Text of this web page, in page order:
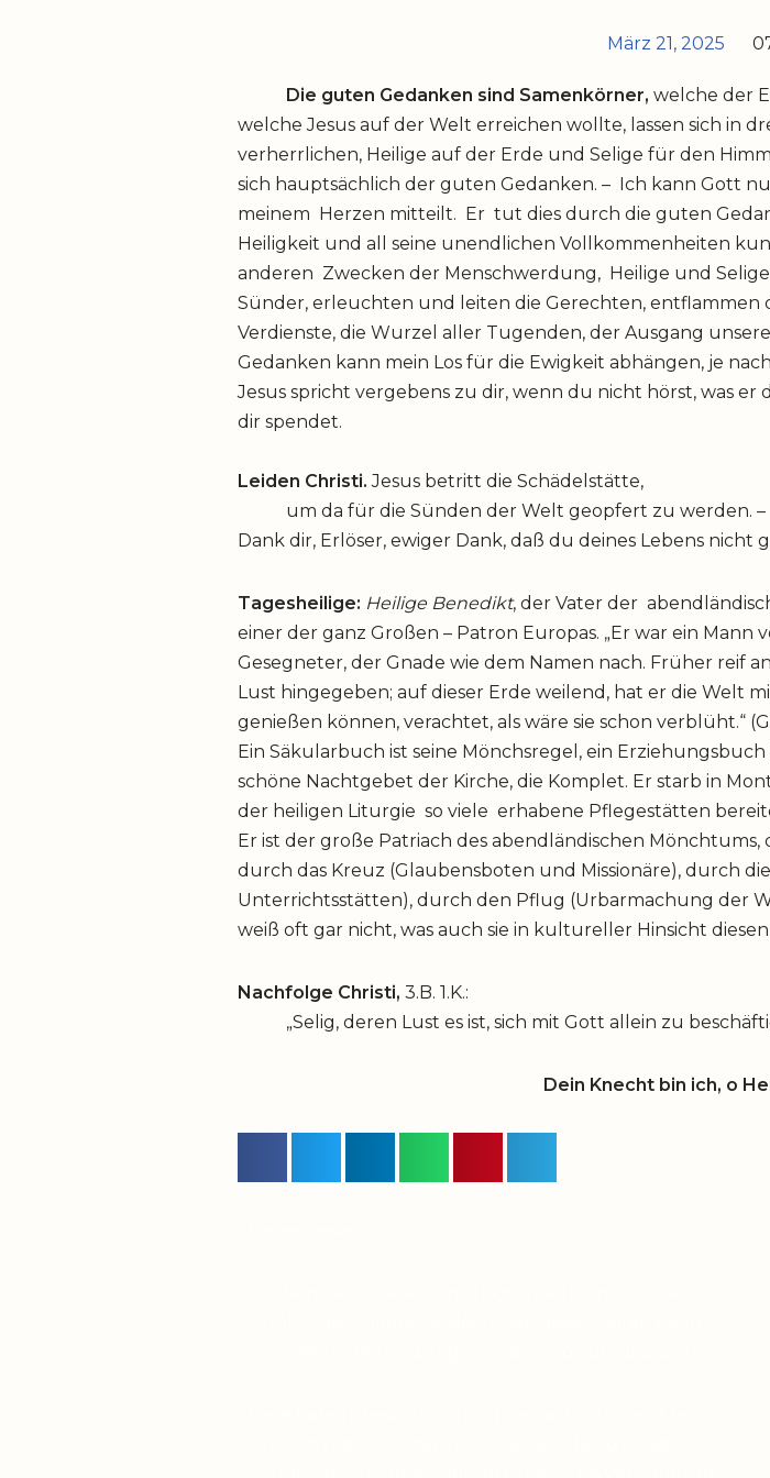
März 21, 2025
Die guten Gedanken sind Samenkörner, welche der
welche Jesus auf der Welt erreichen wollte, lassen sich in
verherrlichen, Heilige auf der Erde und Selige für den
sich hauptsächlich der guten Gedanken. – Ich kann Gott
meinem Herzen mitteilt. Er tut dies durch die guten
Heiligkeit und all seine unendlichen Vollkommenheiten
anderen Zwecken der Menschwerdung, Heilige und
Sünder, erleuchten und leiten die Gerechten, entflammen
Verdienste, die Wurzel aller Tugenden, der Ausgang
Gedanken kann mein Los für die Ewigkeit abhängen, je
Jesus spricht vergebens zu dir, wenn du nicht hörst, was
dir spendet.
Leiden Christi. Jesus betritt die Schädelstätte,
um da für die Sünden der Welt geopfert zu werden. –
Dank dir, Erlöser, ewiger Dank, daß du deines Lebens nicht
Tagesheilige: Heilige Benedikt, der Vater der
einer der ganz Großen – Patron Europas. „Er war ein
Gesegneter, der Gnade wie dem Namen nach. Früher reif
Lust hingegeben; auf dieser Erde weilend, hat er die Welt
genießen können, verachtet, als wäre sie schon verblüht.“
Ein Säkularbuch ist seine Mönchsregel, ein
schöne Nachtgebet der Kirche, die Komplet. Er starb in
der heiligen Liturgie so viele erhabene Pflege­stätten
Er ist der große Patriach des abendländischen
durch das Kreuz (Glaubensboten und Missionäre), durch
Unterrichtsstätten), durch den Pflug (Urbarmachung der
weiß oft gar nicht, was auch sie in kultureller Hinsicht
Nachfolge Christi, 3.B. 1.K.:
„Selig, deren Lust es ist, sich mit Gott allein zu
Dein Knecht bin ich, o